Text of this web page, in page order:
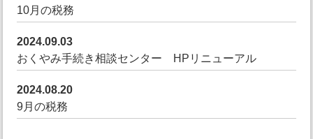
10月の税務
2024.09.03
おくやみ手続き相談センター HPリニューアル
2024.08.20
9月の税務